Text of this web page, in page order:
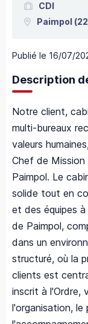
CDI
Paimpol
Publié le 16/07/
Description
Notre client,
multi‑bureaux
valeurs
Chef de Mission
Paimpol. Le
solide tout en
et des équipes à
de Paimpol,
dans un
structuré, où la
clients est
inscrit à l'Ordre,
l'organisation,